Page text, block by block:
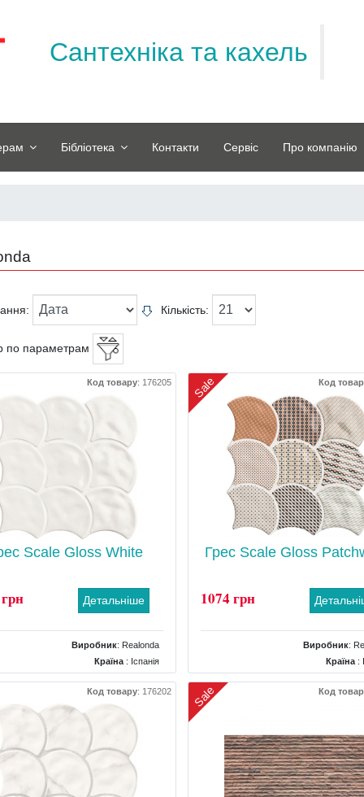
Сантехніка та кахель
Бібліотека Контакти Сервіс Про компанію
Кількість:
по параметрам
Код товару: 176205
Scale Gloss White
Детальніше
Виробник: Realonda
Країна: Іспанія
Колір: Білий
: 307x307
Sale Код
Грес Scale Gloss
1074 грн
Виробник:
Країна:
Колір:
Код товару: 176202 Sale Код